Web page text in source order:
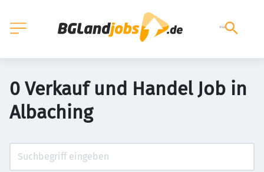
0 Verkauf und Handel Job in
Albaching